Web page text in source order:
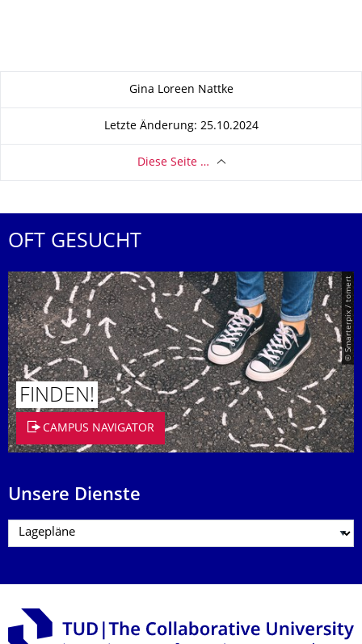
Gina Loreen Nattke
Letzte Änderung: 25.10.2024
Diese Seite …
OFT GESUCHT
© Smarterpix / tomert
FINDEN!
CAMPUS NAVIGATOR
Unsere Dienste